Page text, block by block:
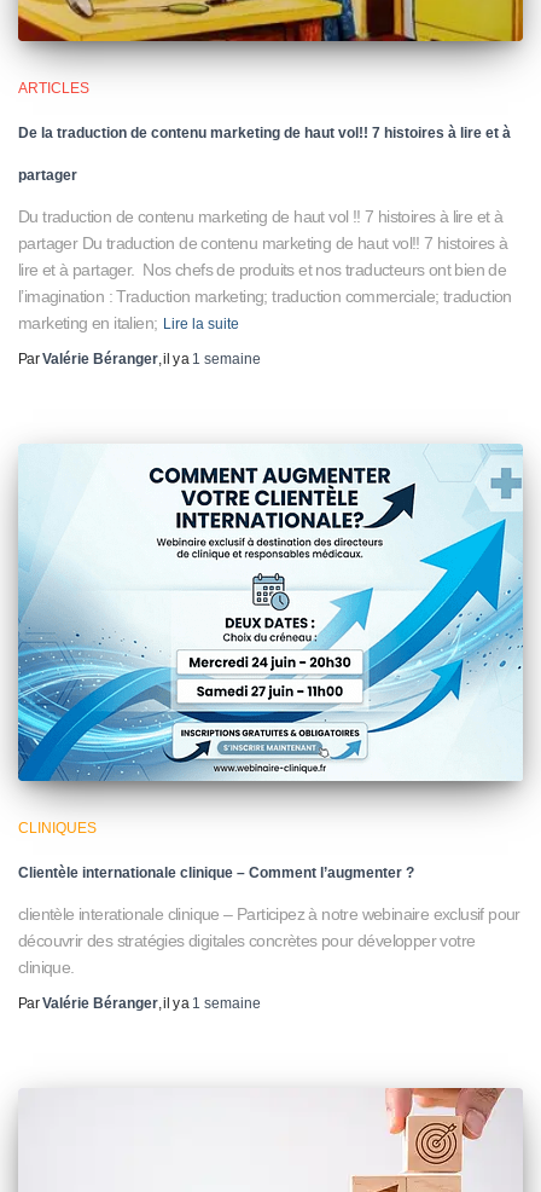
ARTICLES
De la traduction de contenu marketing de haut vol!! 7 histoires à lire et à
partager
Du traduction de contenu marketing de haut vol !! 7 histoires à lire et à
partager Du traduction de contenu marketing de haut vol!! 7 histoires à
lire et à partager. Nos chefs de produits et nos traducteurs ont bien de
l’imagination : Traduction marketing; traduction commerciale; traduction
marketing en italien; Lire la suite
ParValérie Béranger, il y a 1 semaine
CLINIQUES
Clientèle internationale clinique – Comment l’augmenter ?
clientèle interationale clinique – Participez à notre webinaire exclusif pour
découvrir des stratégies digitales concrètes pour développer votre
clinique.
ParValérie Béranger, il y a 1 semaine